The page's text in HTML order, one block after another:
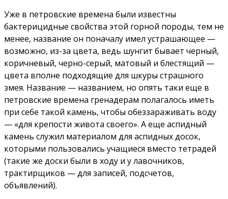
Уже в петровские времена были известны
бактерицидные свойства этой горной породы, тем не
менее, название он поначалу имел устрашающее —
возможно, из-за цвета, ведь шунгит бывает черный,
коричневый, черно-серый, матовый и блестящий —
цвета вполне подходящие для шкуры страшного
змея. Название — названием, но опять таки еще в
петровские времена гренадерам полагалось иметь
при себе такой камень, чтобы обеззараживать воду
— «для крепости живота своего». А еще аспидный
камень служил материалом для аспидных досок,
которыми пользовались учащиеся вместо тетрадей
(такие же доски были в ходу и у лавочников,
трактирщиков — для записей, подсчетов,
объявлений).